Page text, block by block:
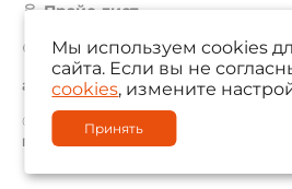
Прайс-лист
Карта сайта
aam@aamsystems.ru
© 2004 — 2026 «AAM Systems»
Политика обработки персональных данных
Мы используем cookies
сайта. Если вы не
cookies, измените
Принять